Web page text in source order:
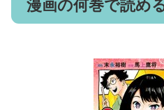
漫画の何巻で読め